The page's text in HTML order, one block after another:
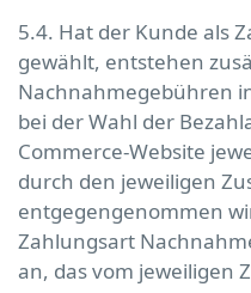
5.4. Hat der Kunde als
gewählt, entstehen
Nachnahmegebühren
bei der Wahl der
Commerce-Website
durch den jeweiligen
entgegengenommen
Zahlungsart
an, das vom jeweiligen